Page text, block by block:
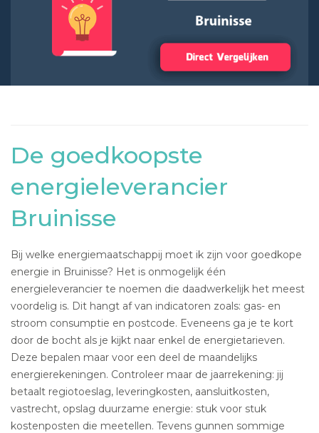
De goedkoopste
energieleverancier
Bruinisse
Bij welke energiemaatschappij moet ik zijn voor goedkope
energie in Bruinisse? Het is onmogelijk één
energieleverancier te noemen die daadwerkelijk het meest
voordelig is. Dit hangt af van indicatoren zoals: gas- en
stroom consumptie en postcode. Eveneens ga je te kort
door de bocht als je kijkt naar enkel de energietarieven.
Deze bepalen maar voor een deel de maandelijks
energierekeningen. Controleer maar de jaarrekening: jij
betaalt regiotoeslag, leveringkosten, aansluitkosten,
vastrecht, opslag duurzame energie: stuk voor stuk
kostenposten die meetellen. Tevens gunnen sommige